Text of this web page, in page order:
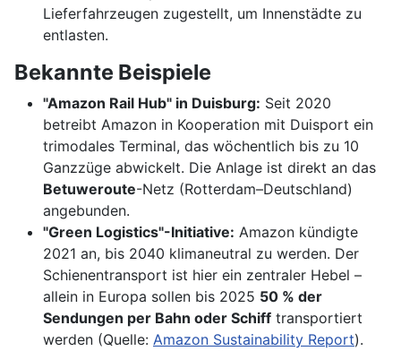
Lieferfahrzeugen zugestellt, um Innenstädte zu
entlasten.
Bekannte Beispiele
"Amazon Rail Hub" in Duisburg: Seit 2020
betreibt Amazon in Kooperation mit Duisport ein
trimodales Terminal, das wöchentlich bis zu 10
Ganzzüge abwickelt. Die Anlage ist direkt an das
Betuweroute-Netz (Rotterdam–Deutschland)
angebunden.
"Green Logistics"-Initiative: Amazon kündigte
2021 an, bis 2040 klimaneutral zu werden. Der
Schienentransport ist hier ein zentraler Hebel –
allein in Europa sollen bis 2025 50 % der
Sendungen per Bahn oder Schiff transportiert
werden (Quelle: Amazon Sustainability Report).